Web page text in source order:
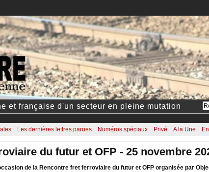
et française d'un secteur en pleine mutation
Les dernières lettres parues Numéros spéciaux Privé A la Une
du futur et OFP - 25 novembre
de la Rencontre fret ferroviaire du futur et OFP organisée par